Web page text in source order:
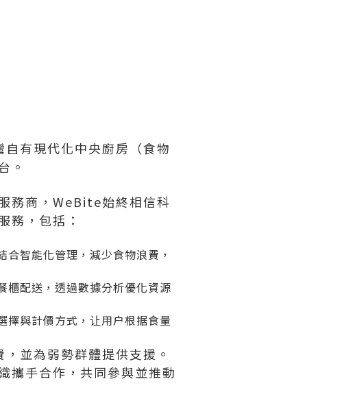
有現代化中央廚房（食物
。
務商，WeBite始終相信科
務，包括：
智能化管理，減少食物浪費，
櫃配送，透過數據分析優化資源
擇與計價方式，让用户根据食量
並為弱勢群體提供支援。
攜手合作，共同參與並推動